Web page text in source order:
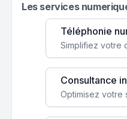
Les services
Téléphonie
Consultance